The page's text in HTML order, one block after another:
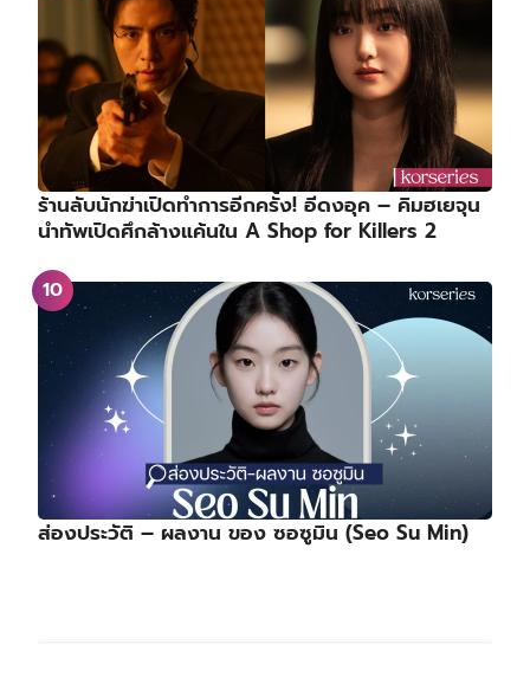
ร้านลับนักฆ่าเปิดทำการอีกครั้ง! อีดงอุค – คิมฮเยจุน
นำทัพเปิดศึกล้างแค้นใน A Shop for Killers 2
ส่องประวัติ – ผลงาน ของ ซอซูมิน (Seo Su Min)